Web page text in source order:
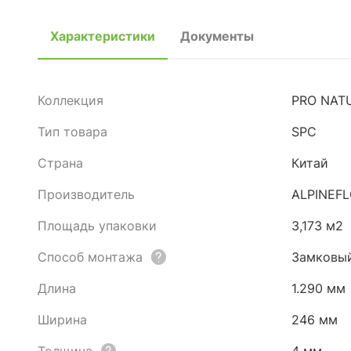
Характеристики Документы
Коллекция
PRO
Тип товара
SPC
Страна
Китай
Производитель
Площадь упаковки
3,173 м2
Способ монтажа
Длина
1.290 мм
Ширина
246 мм